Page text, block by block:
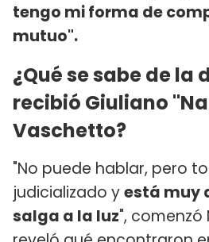
tengo mi forma de
mutuo".
¿Qué se sabe de la
recibió Giuliano
Vaschetto?
"No puede hablar, pero
judicializado yestá muy
salga a la luz", comenzó